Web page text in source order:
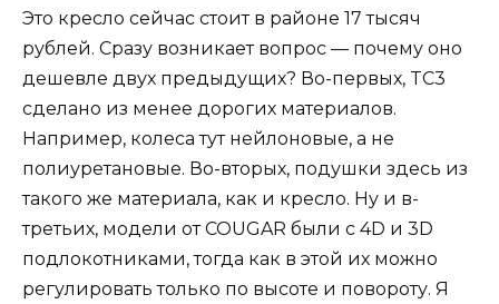
Это кресло сейчас стоит в районе 17 тысяч
рублей. Сразу возникает вопрос — почему оно
дешевле двух предыдущих? Во-первых, TC3
сделано из менее дорогих материалов.
Например, колеса тут нейлоновые, а не
полиуретановые. Во-вторых, подушки здесь из
такого же материала, как и кресло. Ну и в-
третьих, модели от COUGAR были с 4D и 3D
подлокотниками, тогда как в этой их можно
регулировать только по высоте и повороту. Я